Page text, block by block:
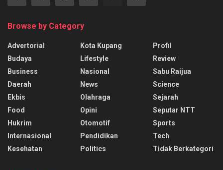
Browse by Category
Advertorial
Budaya
Business
Daerah
Ekbis
Food
Hukrim
Internasional
Kesehatan
Kota Kupang
Lifestyle
Nasional
News
Olahraga
Opini
Otomotif
Pendidikan
Politics
Profil
Review
Sabu Raijua
Science
Sejarah
Seputar NTT
Sports
Tech
Tidak Berkategori